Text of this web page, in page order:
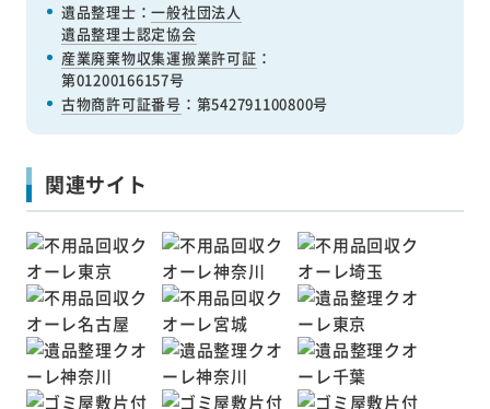
遺品整理士：一般社団法人
遺品整理士認定協会
産業廃棄物収集運搬業許可証 ：
第01200166157号
古物商許可証番号 ：第542791100800号
関連サイト